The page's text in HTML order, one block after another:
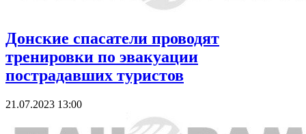
Донские спасатели проводят
тренировки по эвакуации
пострадавших туристов
21.07.2023 13:00